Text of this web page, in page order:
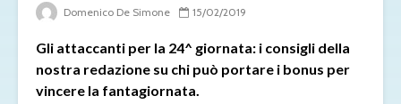
Domenico De Simone 15/02/2019
Gli attaccanti per la 24^ giornata: i consigli della
nostra redazione su chi può portare i bonus per
vincere la fantagiornata.